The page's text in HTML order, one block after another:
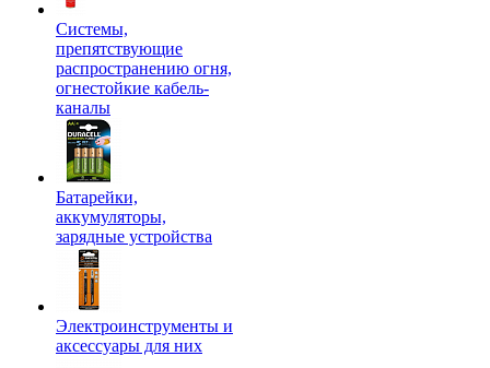
Системы,
препятствующие
распространению огня,
огнестойкие кабель-
каналы
Батарейки,
аккумуляторы,
зарядные устройства
Электроинструменты и
аксессуары для них